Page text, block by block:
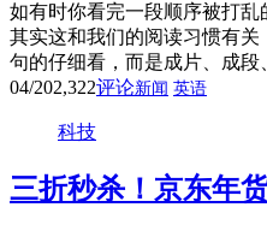
如有时你看完一段顺序被打乱
其实这和我们的阅读习惯有
句的仔细看，而是成片、成段
04/202,322评论新闻 英语
科技
三折秒杀！京东年